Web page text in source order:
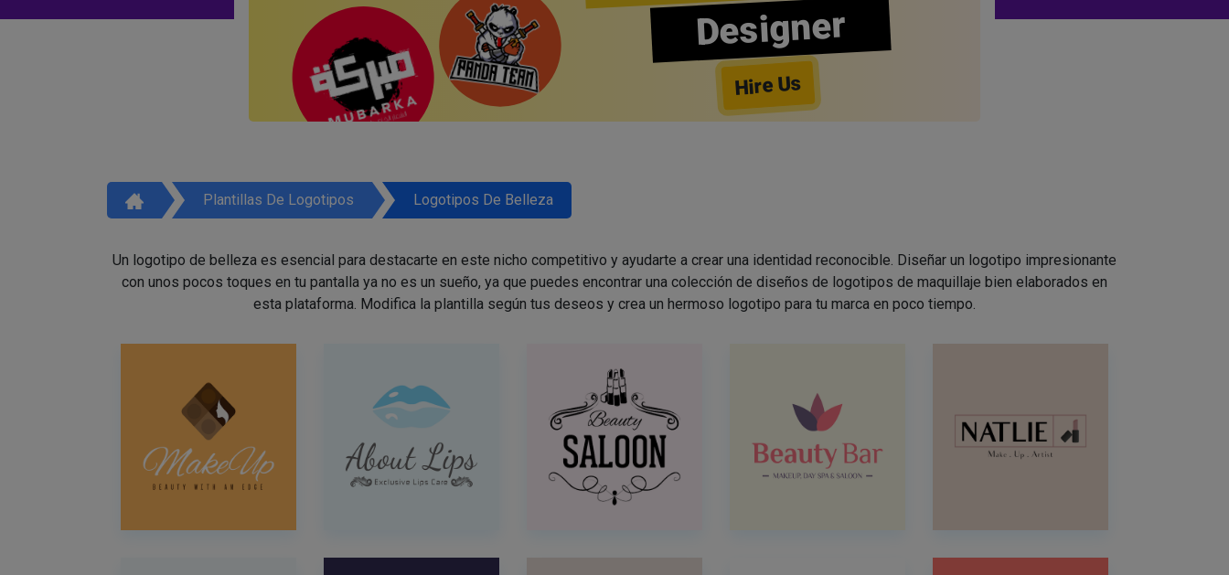
Designer
Hire Us
Plantillas De Logotipos Logotipos De Belleza
Un logotipo de belleza es esencial para destacarte en este nicho competitivo y ayudarte a crear una identidad reconocible. Diseñar un logotipo impresionante
con unos pocos toques en tu pantalla ya no es un sueño, ya que puedes encontrar una colección de diseños de logotipos de maquillaje bien elaborados en
esta plataforma. Modifica la plantilla según tus deseos y crea un hermoso logotipo para tu marca en poco tiempo.